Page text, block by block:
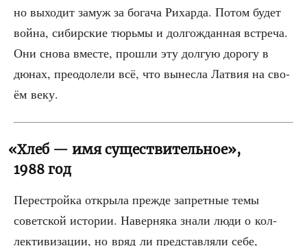
но выхо­дит замуж за бога­ча Рихар­да. Потом будет
вой­на, сибир­ские тюрь­мы и дол­го­ждан­ная встре­ча.
Они сно­ва вме­сте, про­шли эту дол­гую доро­гу в
дюнах, пре­одо­ле­ли всё, что вынес­ла Лат­вия на сво­
ём веку.
«Хлеб — имя существительное»,
1988 год
Пере­строй­ка откры­ла преж­де запрет­ные темы
совет­ской исто­рии. Навер­ня­ка зна­ли люди о кол­
лек­ти­ви­за­ции, но вряд ли пред­став­ля­ли себе,